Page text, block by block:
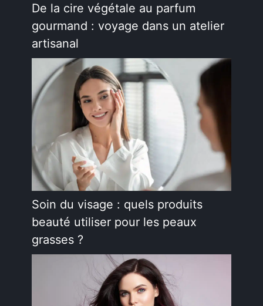
De la cire végétale au parfum
gourmand : voyage dans un atelier
artisanal
Soin du visage : quels produits
beauté utiliser pour les peaux
grasses ?